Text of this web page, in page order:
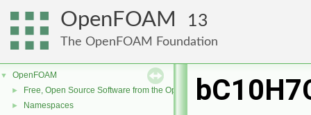
OpenFOAM 13
The OpenFOAM Foundation
▼ OpenFOAM
► Free, Open Source Software from the OpenFOAM Foundation
► Namespaces